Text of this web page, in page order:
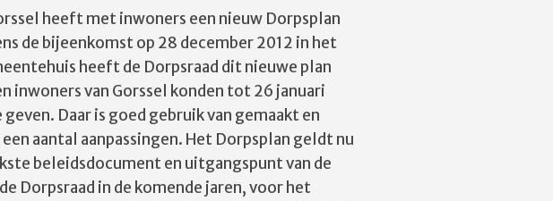
heeft met inwoners een nieuw Dorpsplan
de bijeenkomst op 28 december 2012 in het
heeft de Dorpsraad dit nieuwe plan
inwoners van Gorssel konden tot 26 januari
Daar is goed gebruik van gemaakt en
aantal aanpassingen. Het Dorpsplan geldt nu
beleidsdocument en uitgangspunt van de
Dorpsraad in de komende jaren, voor het